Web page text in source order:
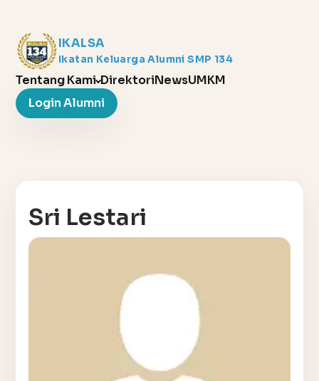
IKALSA
Ikatan Keluarga Alumni SMP 134
Tentang Kami DirektoriNewsUMKM
Login Alumni
Sri Lestari